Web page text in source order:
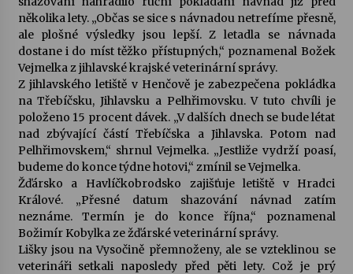
Ozvěny prázdnin
14. 7. 2026
Za kulturou kousek za Humpolec. V Želivě ožije
odkaz Josefa Čapka
13. 7. 2026
Varhanní recitál Michala Novenka v Klášteře
Želiv
3. 7. 2026
Petr Adamec – Malovaný svět
30. 6. 2026
několika lety. „Občas se sice s návnadou netrefíme přesně,
ale plošné výsledky jsou lepší. Z letadla se návnada
dostane i do míst těžko přístupných,“ poznamenal Božek
Vejmelka z jihlavské krajské veterinární správy.
Z jihlavského letiště v Henčově je zabezpečena pokládka
na Třebíčsku, Jihlavsku a Pelhřimovsku. V tuto chvíli je
položeno 15 procent dávek. „V dalších dnech se bude létat
nad zbývající částí Třebíčska a Jihlavska. Potom nad
Pelhřimovskem,“ shrnul Vejmelka. „Jestliže vydrží poasí,
budeme do konce týdne hotovi,“ zmínil se Vejmelka.
Žďársko a Havlíčkobrodsko zajišťuje letiště v Hradci
Králové. „Přesné datum shazování návnad zatím
neznáme. Termín je do konce října,“ poznamenal
Božimír Kobylka ze žďárské veterinární správy.
Lišky jsou na Vysočině přemnoženy, ale se vzteklinou se
veterináři setkali naposledy před pěti lety. Což je prý